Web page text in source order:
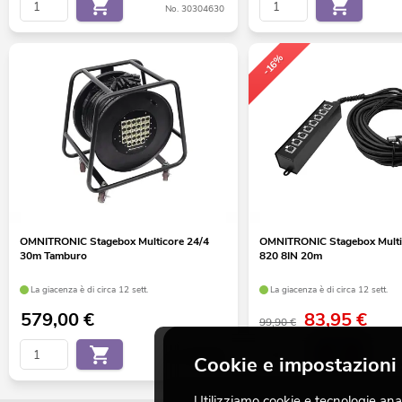
No. 30304630
OMNITRONIC Stagebox Multicore 24/4
30m Tamburo
La giacenza è di circa 12 sett.
579,00€
No. 30304663
-16%
OMNITRONIC Stagebox
820 8IN 20m
La giacenza è di circa 12 sett.
99,90 € 83,95€
Cookie e